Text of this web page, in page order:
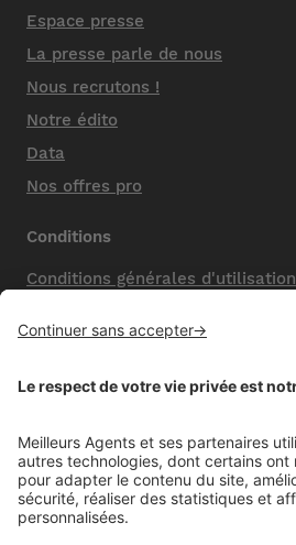
Espace presse
La presse parle de nous
Nous recrutons !
Notre édito
Data
Nos offres pro
Conditions
Conditions générales d'utilisation
Nos honoraires de vente
Politique de confidentialité
Mentions comparateur
Aide